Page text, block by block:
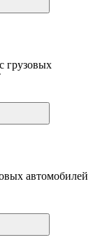
грузовых
автомобилей